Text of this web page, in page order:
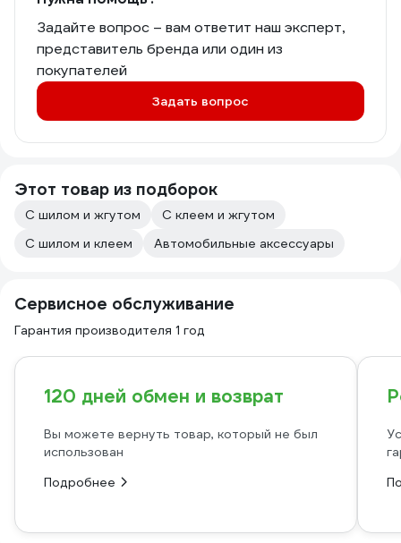
Задайте вопрос – вам ответит наш эксперт,
представитель бренда или один из
покупателей
Задать вопрос
Этот товар из подборок
С шилом и жгутом
С клеем и жгутом
С шилом и клеем
Автомобильные аксессуары
Сервисное обслуживание
Гарантия производителя 1 год
120 дней обмен и возврат
Вы можете вернуть товар, который не был
использован
Подробнее